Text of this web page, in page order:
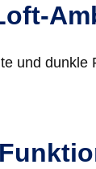
und